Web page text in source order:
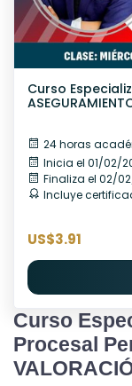
Curso
24 horas
Inicia el 01/02/
Finaliza el 02/
Incluye
US$3.91
Curso
Procesal